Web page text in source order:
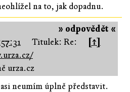
na to, jak dopadnu.
» odpovědět «
Titulek: Re:
[↑]
urza.cz
neumím úplně představit.